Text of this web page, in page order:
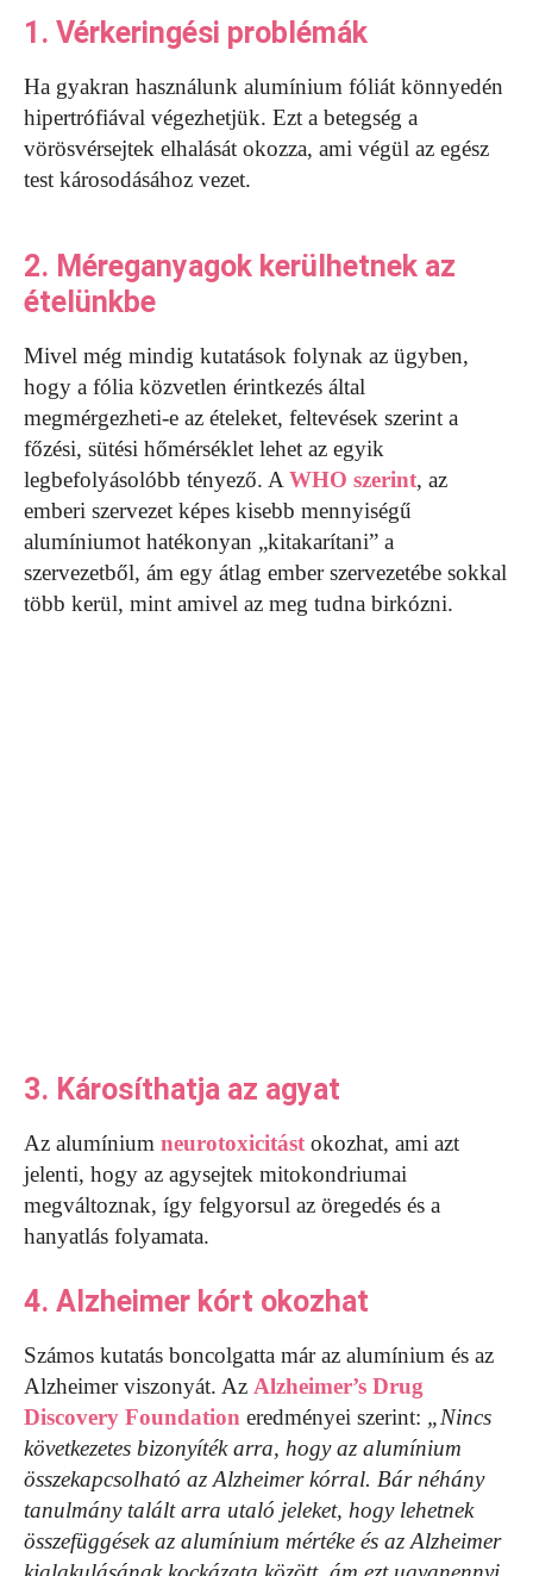
1. Vérkeringési problémák
Ha gyakran használunk alumínium fóliát könnyedén
hipertrófiával végezhetjük. Ezt a betegség a
vörösvérsejtek elhalását okozza, ami végül az egész
test károsodásához vezet.
2. Méreganyagok kerülhetnek az
ételünkbe
Mivel még mindig kutatások folynak az ügyben,
hogy a fólia közvetlen érintkezés által
megmérgezheti-e az ételeket, feltevések szerint a
főzési, sütési hőmérséklet lehet az egyik
legbefolyásolóbb tényező. A WHO szerint, az
emberi szervezet képes kisebb mennyiségű
alumíniumot hatékonyan „kitakarítani” a
szervezetből, ám egy átlag ember szervezetébe sokkal
több kerül, mint amivel az meg tudna birkózni.
3. Károsíthatja az agyat
Az alumínium neurotoxicitást okozhat, ami azt
jelenti, hogy az agysejtek mitokondriumai
megváltoznak, így felgyorsul az öregedés és a
hanyatlás folyamata.
4. Alzheimer kórt okozhat
Számos kutatás boncolgatta már az alumínium és az
Alzheimer viszonyát. Az Alzheimer’s Drug
Discovery Foundation eredményei szerint: „Nincs
következetes bizonyíték arra, hogy az alumínium
összekapcsolható az Alzheimer kórral. Bár néhány
tanulmány talált arra utaló jeleket, hogy lehetnek
összefüggések az alumínium mértéke és az Alzheimer